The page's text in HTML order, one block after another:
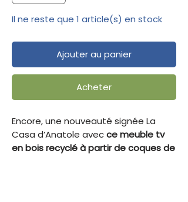
Il ne reste que 1 article(s) en stock
Ajouter au panier
Acheter
Encore, une nouveauté signée La
Casa d’Anatole avecce meuble tv
en bois recyclé à partir de coques de